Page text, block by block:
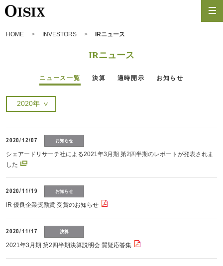
HOME INVESTORS IRニュース
IRニュース
ニュース一覧 決算 適時開示 お知らせ
2020/12/07 お知らせ
シェアードリサーチ社による2021年3月期 第2四半期のレポートが発表されま
した
2020/11/19 お知らせ
IR 優良企業奨励賞 受賞のお知らせ
2020/11/17 決算
2021年3月期 第2四半期決算説明会 質疑応答集